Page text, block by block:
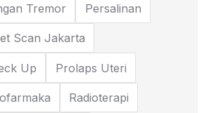
Tremor Persalinan
Scan Jakarta
Up Prolaps Uteri
Radioterapi